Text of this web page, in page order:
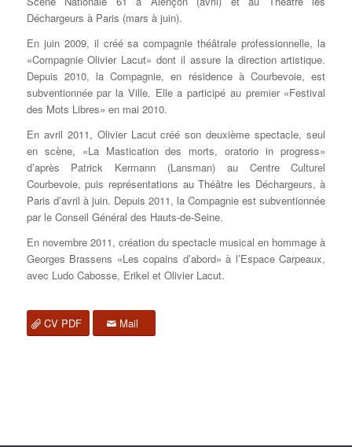
Déchargeurs à Paris (mars à juin).
En juin 2009, il créé sa compagnie théâtrale professionnelle, la
«Compagnie Olivier Lacut» dont il assure la direction artistique.
Depuis 2010, la Compagnie, en résidence à Courbevoie, est
subventionnée par la Ville. Elle a participé au premier «Festival
des Mots Libres» en mai 2010.
En avril 2011, Olivier Lacut créé son deuxième spectacle, seul
en scène, «La Mastication des morts, oratorio in progress»
d’après Patrick Kermann (Lansman) au Centre Culturel
Courbevoie, puis représentations au Théâtre les Déchargeurs, à
Paris d’avril à juin. Depuis 2011, la Compagnie est subventionnée
par le Conseil Général des Hauts-de-Seine.
En novembre 2011, création du spectacle musical en hommage à
Georges Brassens «Les copains d’abord» à l’Espace Carpeaux,
avec Ludo Cabosse, Erikel et Olivier Lacut.
CV PDF Mail